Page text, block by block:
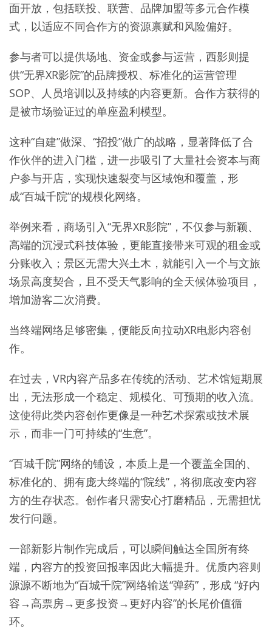
面开放，包括联投、联营、品牌加盟等多元合作模
式，以适应不同合作方的资源禀赋和风险偏好。
参与者可以提供场地、资金或参与运营，西影则提
供“无界XR影院”的品牌授权、标准化的运营管理
SOP、人员培训以及持续的内容更新。合作方获得的
是被市场验证过的单座盈利模型。
这种“自建”做深、“招投”做广的战略，显著降低了合
作伙伴的进入门槛，进一步吸引了大量社会资本与商
户参与开店，实现快速裂变与区域饱和覆盖，形
成“百城千院”的规模化网络。
举例来看，商场引入“无界XR影院”，不仅参与新颖、
高端的沉浸式科技体验，更能直接带来可观的租金或
分账收入；景区无需大兴土木，就能引入一个与文旅
场景高度契合，且不受天气影响的全天候体验项目，
增加游客二次消费。
当终端网络足够密集，便能反向拉动XR电影内容创
作。
在过去，VR内容产品多在传统的活动、艺术馆短期展
出，无法形成一个稳定、规模化、可预期的收入流。
这使得此类内容创作更像是一种艺术探索或技术展
示，而非一门可持续的“生意”。
“百城千院”网络的铺设，本质上是一个覆盖全国的、
标准化的、拥有庞大终端的“院线”，将彻底改变内容
方的生存状态。创作者只需安心打磨精品，无需担忧
发行问题。
一部新影片制作完成后，可以瞬间触达全国所有终
端，内容方的投资回报率因此大幅提升。优质内容则
源源不断地为“百城千院”网络输送“弹药”，形成 “好内
容→高票房→更多投资→更好内容”的长尾价值循
环。